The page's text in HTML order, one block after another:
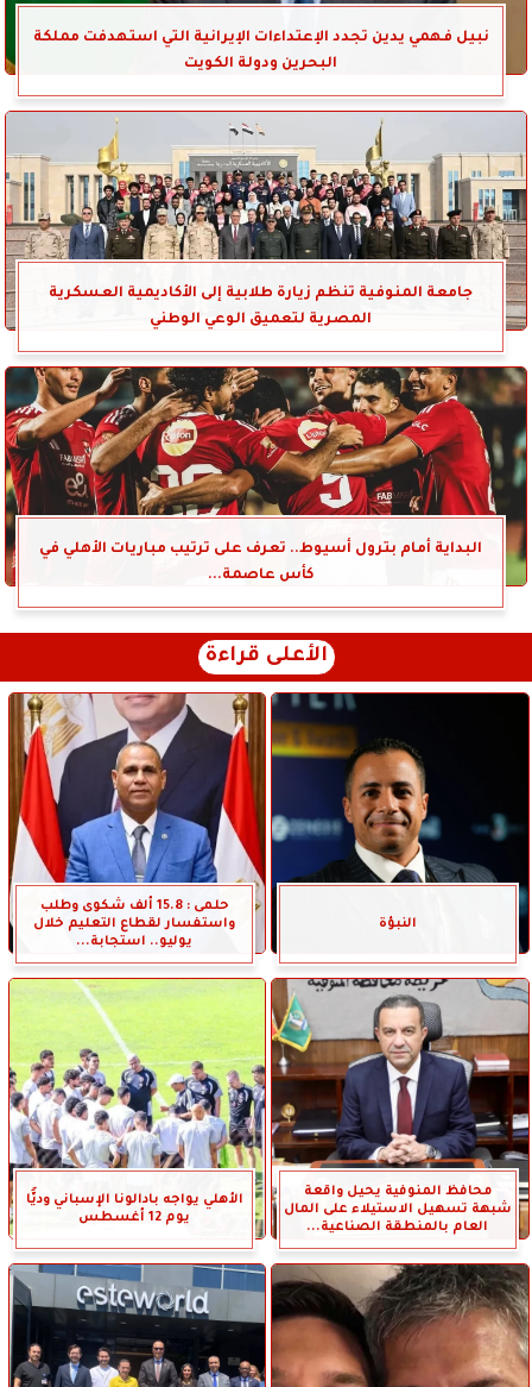
نبيل فهمي يدين تجدد الإعتداءات الإيرانية التي استهدفت مملكة
البحرين ودولة الكويت
جامعة المنوفية تنظم زيارة طلابية إلى الأكاديمية العسكرية
المصرية لتعميق الوعي الوطني
البداية أمام بترول أسيوط.. تعرف على ترتيب مباريات الأهلي في
كأس عاصمة...
الأعلى قراءة
النبؤة
حلمى : 15.8 ألف شكوى وطلب
واستفسار لقطاع التعليم خلال
يوليو.. استجابة...
محافظ المنوفية يحيل واقعة
شبهة تسهيل الاستيلاء على المال
العام بالمنطقة الصناعية...
الأهلي يواجه بادالونا الإسباني وديًّا
يوم 12 أغسطس